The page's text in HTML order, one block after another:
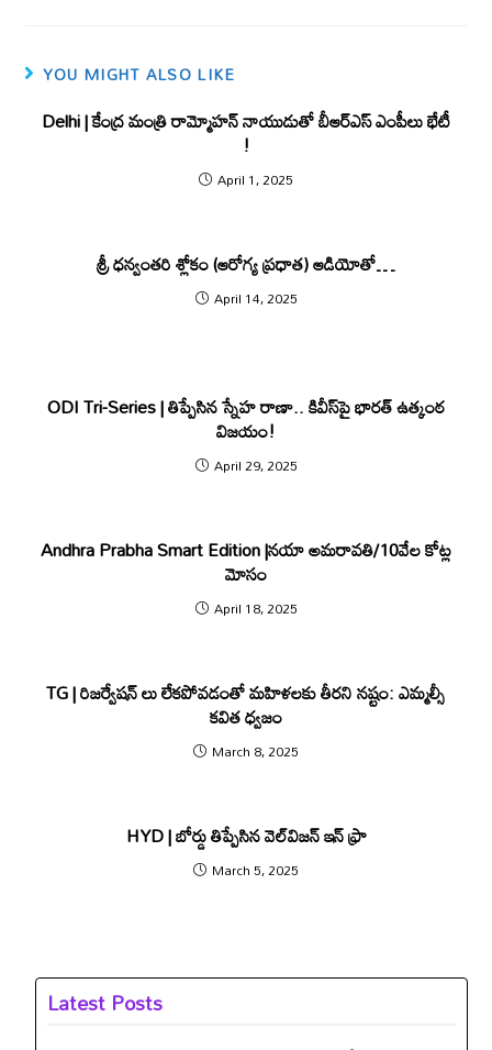
YOU MIGHT ALSO LIKE
Delhi | కేంద్ర మంత్రి రామ్మోహన్ నాయుడుతో బీఆర్ఎస్ ఎంపీలు భేటీ
!
April 1, 2025
శ్రీ ధ‌న్వంత‌రి శ్లోకం (ఆరోగ్య ప్ర‌ధాత‌) ఆడియోతో…
April 14, 2025
ODI Tri-Series | తిప్పేసిన స్నేహ రాణా.. కివీస్‌పై భారత్ ఉత్కంఠ
విజయం!
April 29, 2025
Andhra Prabha Smart Edition |నయా అమరావతి/10వేల కోట్ల
మోసం
April 18, 2025
TG | రిజ‌ర్వేష‌న్ లు లేక‌పోవ‌డంతో మ‌హిళ‌ల‌కు తీర‌ని న‌ష్టం: ఎమ్మ‌ల్సీ
క‌విత ధ్వ‌జం
March 8, 2025
HYD | బోర్డు తిప్పేసిన వెల్‌విజన్‌ ఇన్‌ ఫ్రా
March 5, 2025
Latest Posts